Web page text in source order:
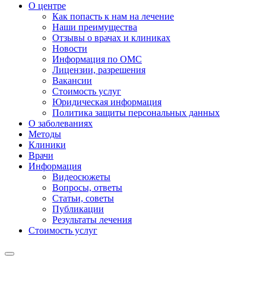
О центре
Как попасть к нам на лечение
Наши преимущества
Отзывы о врачах и клиниках
Новости
Информация по ОМС
Лицензии, разрешения
Вакансии
Стоимость услуг
Юридическая информация
Политика защиты персональных данных
О заболеваниях
Методы
Клиники
Врачи
Информация
Видеосюжеты
Вопросы, ответы
Статьи, советы
Публикации
Результаты лечения
Стоимость услуг